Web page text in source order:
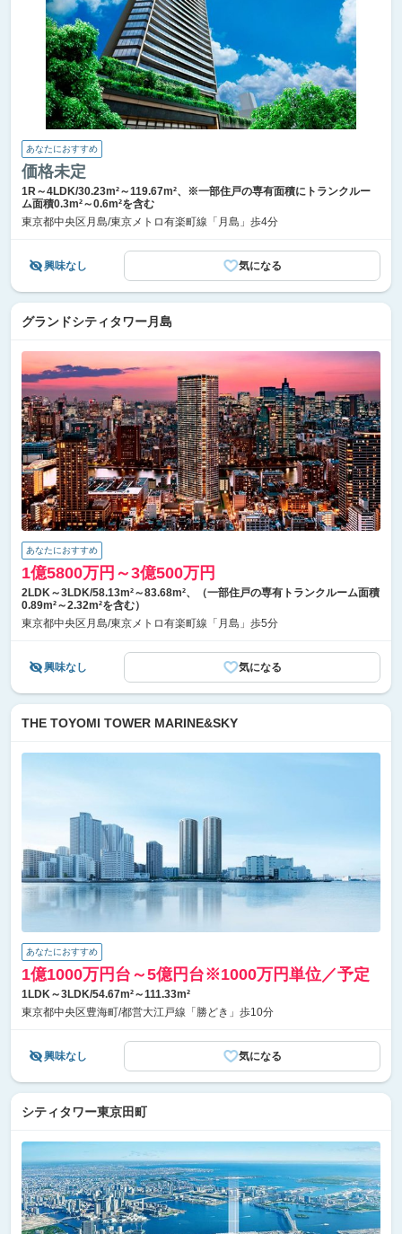
あなたにおすすめ
価格未定
1R～4LDK/30.23m²～119.67m²、※一部住戸の専有面積にトランクルー
ム面積0.3m²～0.6m²を含む
東京都中央区月島/東京メトロ有楽町線「月島」歩4分
興味なし 気になる
グランドシティタワー月島
あなたにおすすめ
1億5800万円～3億500万円
2LDK～3LDK/58.13m²～83.68m²、（一部住戸の専有トランクルーム面積
0.89m²～2.32m²を含む）
東京都中央区月島/東京メトロ有楽町線「月島」歩5分
興味なし 気になる
THE TOYOMI TOWER MARINE&SKY
あなたにおすすめ
1億1000万円台～5億円台※1000万円単位／予定
1LDK～3LDK/54.67m²～111.33m²
東京都中央区豊海町/都営大江戸線「勝どき」歩10分
興味なし 気になる
シティタワー東京田町